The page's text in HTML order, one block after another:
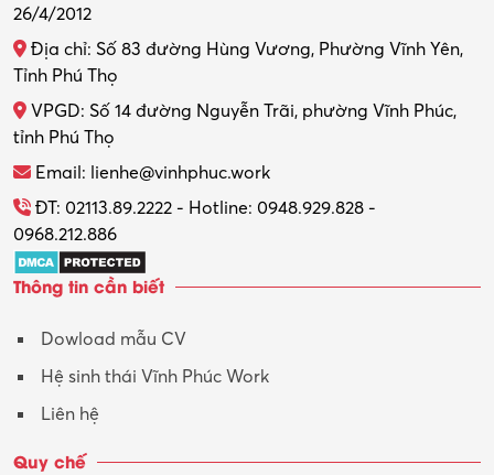
Thiết kế nội thất
Thợ máy – Ô tô – Xe máy
Thực tập
Tổ chức sự kiện – Quà tặng
Trợ lý
Tư vấn
Tư vấn – Kiến trúc
26/4/2012
Địa chỉ: Số 83 đường Hùng Vương, Phường Vĩnh Yên,
Tỉnh Phú Thọ
VPGD: Số 14 đường Nguyễn Trãi, phường Vĩnh Phúc,
tỉnh Phú Thọ
Email: lienhe@vinhphuc.work
ĐT: 02113.89.2222 - Hotline: 0948.929.828 -
0968.212.886
Thông tin cần biết
Dowload mẫu CV
Hệ sinh thái Vĩnh Phúc Work
Liên hệ
Quy chế